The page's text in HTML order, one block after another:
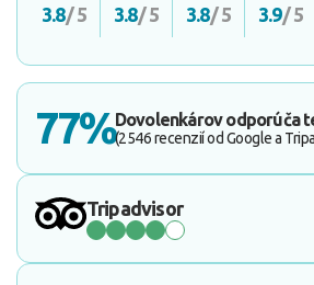
3.8/ 5 3.8/ 5 3.8/ 5 3.9/ 5
77%Dovolenkárov odporúča
(2546 recenzií od Google a
Tripadvisor